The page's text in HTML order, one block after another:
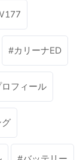
カリーナED
ロフィール
グ